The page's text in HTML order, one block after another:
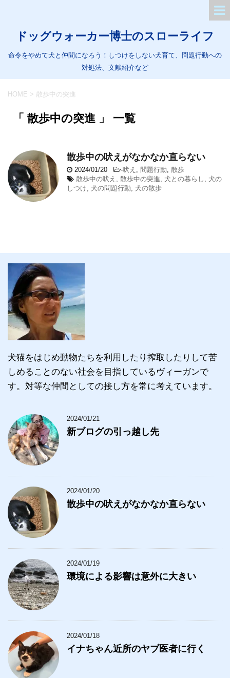
ドッグウォーカー博士のスローライフ
命令をやめて犬と仲間になろう！しつけをしない犬育て、問題行動への
対処法、文献紹介など
HOME > 散歩中の突進
「 散歩中の突進 」 一覧
散歩中の吠えがなかなか直らない
2024/01/20 -吠え 問題行動 散歩
散歩中の吠え
散歩中の突進 犬との暮らし
犬の
しつけ
犬の問題行動 犬の散歩
犬猫をはじめ動物たちを利用したり搾取したりして苦
しめることのない社会を目指しているヴィーガンで
す。対等な仲間としての接し方を常に考えています。
2024/01/21
新ブログの引っ越し先
2024/01/20
散歩中の吠えがなかなか直らない
2024/01/19
環境による影響は意外に大きい
2024/01/18
イナちゃん近所のヤブ医者に行く